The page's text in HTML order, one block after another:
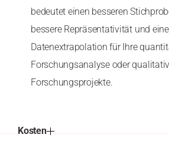
bedeutet einen besseren
bessere Repräsentativität und
Datenextrapolation für Ihre
Forschungsanalyse oder
Forschungsprojekte.
Kosten